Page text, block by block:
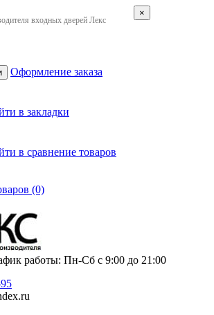
входных дверей Лекс
×
Оформление заказа
в закладки
в сравнение товаров
(0)
работы: Пн-Сб с 9:00 до 21:00